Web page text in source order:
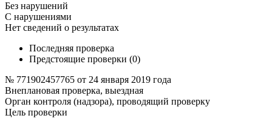
Без нарушений
С нарушениями
Нет сведений о результатах
Последняя проверка
Предстоящие проверки (0)
№ 771902457765 от 24 января 2019 года
Внеплановая проверка, выездная
Орган контроля (надзора), проводящий проверку
Цель проверки